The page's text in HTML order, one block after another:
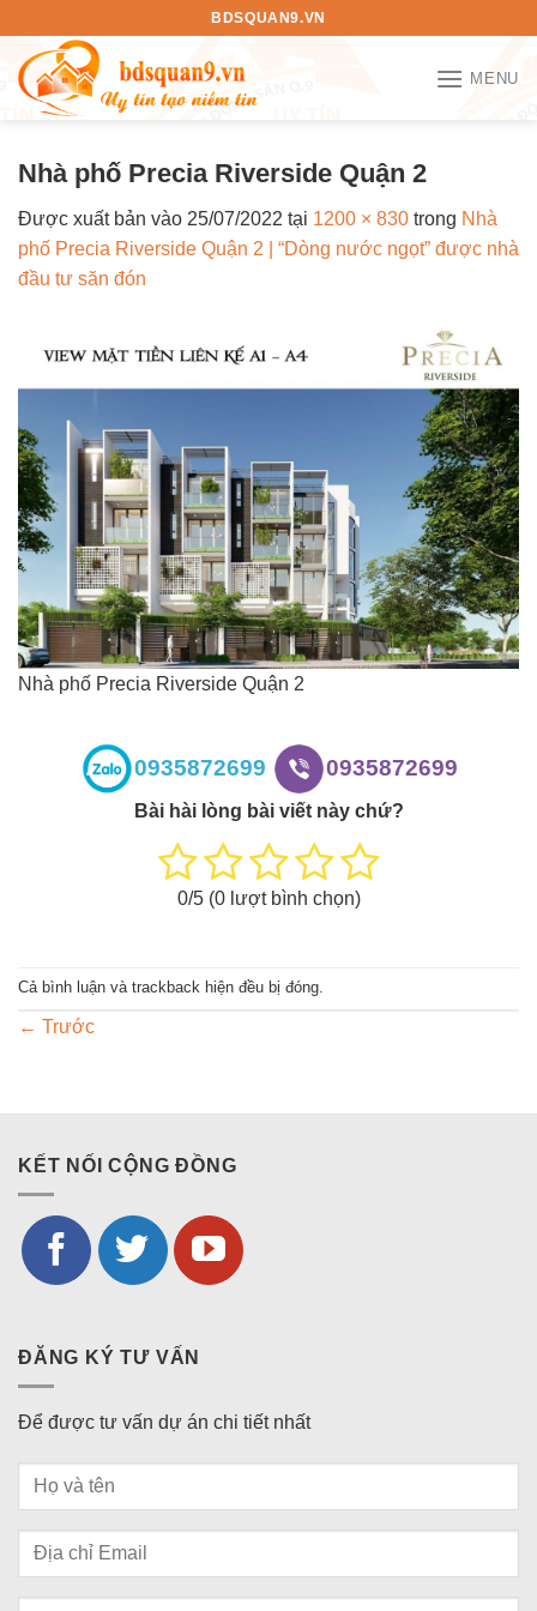
nội
dung
BDSQUAN9.VN
MENU
Nhà phố Precia Riverside Quận 2
Được xuất bản vào 25/07/2022 tại 1200 × 830 trong Nhà
phố Precia Riverside Quận 2 | “Dòng nước ngọt” được nhà
đầu tư săn đón
Nhà phố Precia Riverside Quận 2
0935872699 0935872699
Bài hài lòng bài viết này chứ?
0/5 (0lượt bình chọn)
Cả bình luận và trackback hiện đều bị đóng.
← Trước
KẾT NỐI CỘNG ĐỒNG
ĐĂNG KÝ TƯ VẤN
Để được tư vấn dự án chi tiết nhất